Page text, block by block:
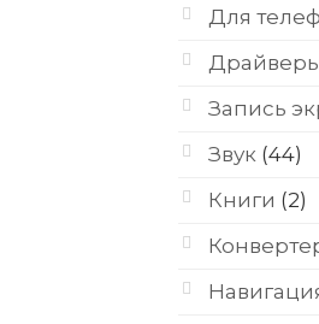
Для
Запись
Звук (44)
Книги (2)